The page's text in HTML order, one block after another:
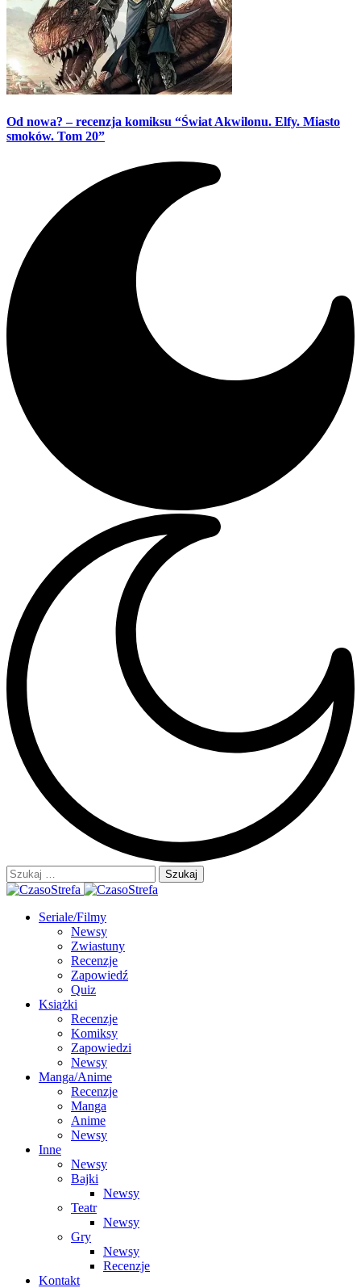
Od nowa? – recenzja komiksu “Świat Akwilonu. Elfy. Miasto
smoków. Tom 20”
Szukaj:
Seriale/Filmy
Newsy
Zwiastuny
Recenzje
Zapowiedź
Quiz
Książki
Recenzje
Komiksy
Zapowiedzi
Newsy
Manga/Anime
Recenzje
Manga
Anime
Newsy
Inne
Newsy
Bajki
Newsy
Teatr
Newsy
Gry
Newsy
Recenzje
Kontakt